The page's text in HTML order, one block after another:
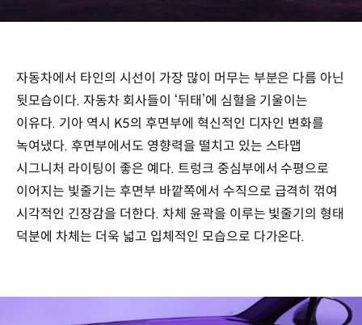
자동차에서 타인의 시선이 가장 많이 머무는 부분은 다름 아닌
뒷모습이다. 자동차 회사들이 ‘뒤태’에 심혈을 기울이는
이유다. 기아 역시 K5의 후면부에 혁신적인 디자인 변화를
녹여냈다. 후면부에서도 영향력을 떨치고 있는 스타맵
시그니처 라이팅이 좋은 예다. 트렁크 중심부에서 수평으로
이어지는 빛줄기는 후면부 바깥쪽에서 수직으로 급격히 꺾여
시각적인 긴장감을 더한다. 차체 윤곽을 이루는 빛줄기의 형태
덕분에 차체는 더욱 넓고 입체적인 모습으로 다가온다.